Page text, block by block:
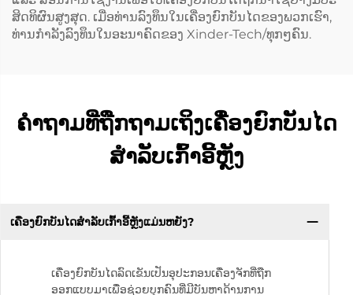
ສິດທິຜົນສູງສຸດ. ເມື່ອທ່ານລົງທຶນໃນເຄື່ອງຍົກບັນໄດຂອງພວກເຮົາ,
ທ່ານກຳລັງລົງທຶນໃນອະນາຄົດຂອງ Xinder-Tech/ທຸກໆຄົນ.
ຄຳຖາມທີ່ຖືກຖາມເຖິງເຄື່ອງຍົກບັນໄດ
ສຳລັບເກົ້າອີ້ຫຼັງ
ເຄື່ອງຍົກບັນໄດສຳລັບເກົ້າອີ້ຫຼັງແມ່ນຫຍັງ?
ເຄື່ອງຍົກບັນໄດລົດເຂັນເປັນອຸປະກອນເຄື່ອງຈັກທີ່ຖືກ
ອອກແບບມາເພື່ອຊ່ວຍບຸກຄົນທີ່ມີບັນຫາດ້ານການ